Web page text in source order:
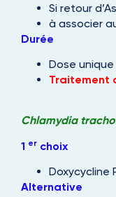
Si retour
à associer
Durée
Dose unique
Traitement
Chlamydia
1 er choix
Doxycycline
Alternative